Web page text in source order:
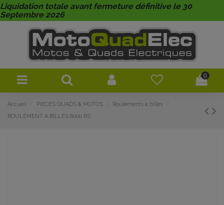
Liquidation totale avant fermeture définitive le 30
Septembre 2026
0
Accueil PIECES QUADS & MOTOS
Roulements à billes
ROULEMENT A BILLES 6000 RS